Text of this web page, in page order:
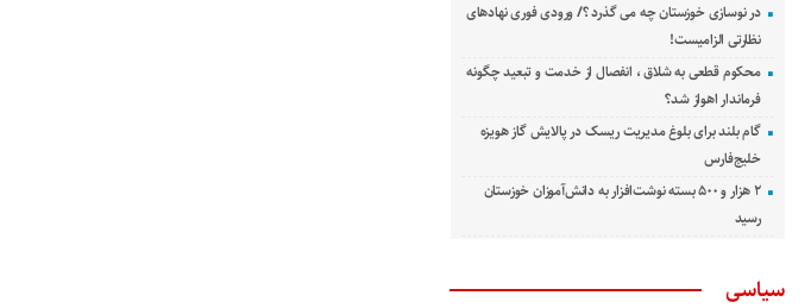
در نوسازی خوزستان چه می گذرد ؟/ ورودی فوری نهادهای
نظارتی الزامیست!
محکوم قطعی به شلاق ، انفصال از خدمت و تبعید چگونه
فرماندار اهواز شد؟
گام بلند برای بلوغ مدیریت ریسک در پالایش گاز هویزه
خلیج‌فارس
۲ هزار و ۵۰۰ بسته نوشت‌افزار به دانش‌آموزان خوزستان
رسید
سیاسی